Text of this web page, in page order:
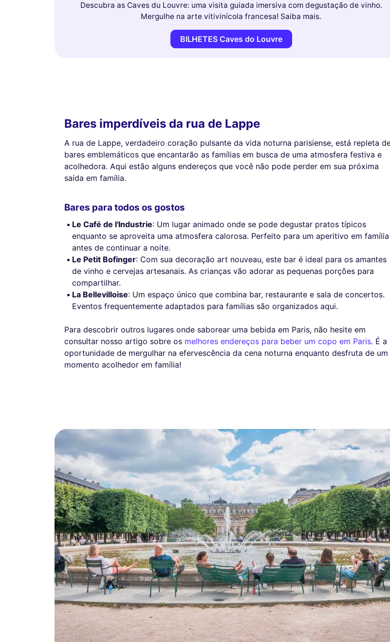
Descubra as Caves du Louvre: uma visita guiada imersiva com degustação de vinho.
Mergulhe na arte vitivinícola francesa! Saiba mais.
BILHETES Caves do Louvre
Bares imperdíveis da rua de Lappe
A rua de Lappe, verdadeiro coração pulsante da vida noturna parisiense, está repleta
bares emblemáticos que encantarão as famílias em busca de uma atmosfera festiva e
acolhedora. Aqui estão alguns endereços que você não pode perder em sua próxima
saída em família.
Bares para todos os gostos
Le Café de l'Industrie: Um lugar animado onde se pode degustar pratos típicos
enquanto se aproveita uma atmosfera calorosa. Perfeito para um aperitivo em família
antes de continuar a noite.
Le Petit Bofinger: Com sua decoração art nouveau, este bar é ideal para os amantes
de vinho e cervejas artesanais. As crianças vão adorar as pequenas porções para
compartilhar.
La Bellevilloise: Um espaço único que combina bar, restaurante e sala de concertos.
Eventos frequentemente adaptados para famílias são organizados aqui.
Para descobrir outros lugares onde saborear uma bebida em Paris, não hesite em
consultar nosso artigo sobre os melhores endereços para beber um copo em Paris. É a
oportunidade de mergulhar na efervescência da cena noturna enquanto desfruta de um
momento acolhedor em família!